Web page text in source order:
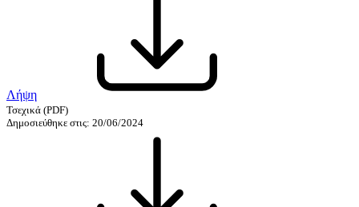
Λήψη
Τσεχικά (PDF)
Δημοσιεύθηκε στις: 20/06/2024